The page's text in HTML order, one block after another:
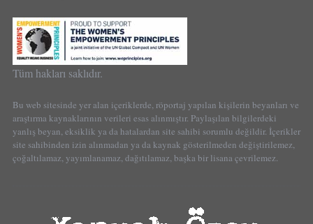
Tüm hakları saklıdır.
Bu web sitesinde yer alan içeriklerde, röportaj yapılan kişilerin beyanları ve
araştırma kaynaklarının verileri esas alınmıştır. Paylaşılan bilgilerdeki
yanlış beyan, eksiklik ya da hatalardan site sahibi sorumlu değildir. İçerikler
site sahibinden izin alınmadan ya da kaynak gösterilmeden değiştirilemez,
çoğaltılamaz, yayımlanamaz, dağıtılamaz, başka bir lisana çevrilemez.